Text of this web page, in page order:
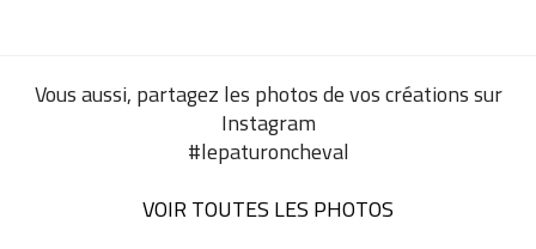
Vous aussi, partagez les photos de vos créations sur
Instagram
#lepaturoncheval
VOIR TOUTES LES PHOTOS